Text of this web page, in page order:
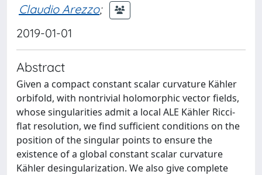
Claudio Arezzo;
2019-01-01
Abstract
Given a compact constant scalar curvature Kähler
orbifold, with nontrivial holomorphic vector fields,
whose singularities admit a local ALE Kähler Ricci-
flat resolution, we find sufficient conditions on the
position of the singular points to ensure the
existence of a global constant scalar curvature
Kähler desingularization. We also give complete